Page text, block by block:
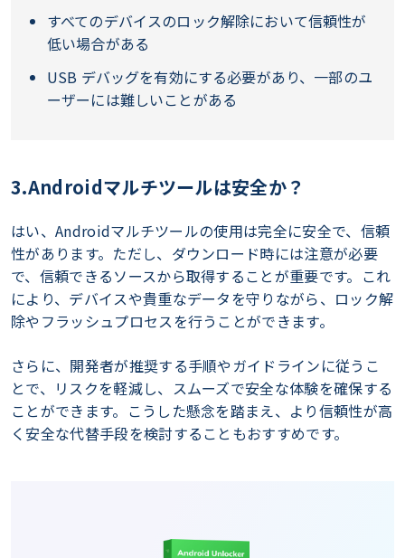
すべてのデバイスのロック解除において信頼性が
低い場合がある
USB デバッグを有効にする必要があり、一部のユ
ーザーには難しいことがある
3.Androidマルチツールは安全か？
はい、Androidマルチツールの使用は完全に安全で、信頼
性があります。ただし、ダウンロード時には注意が必要
で、信頼できるソースから取得することが重要です。これ
により、デバイスや貴重なデータを守りながら、ロック解
除やフラッシュプロセスを行うことができます。
さらに、開発者が推奨する手順やガイドラインに従うこ
とで、リスクを軽減し、スムーズで安全な体験を確保する
ことができます。こうした懸念を踏まえ、より信頼性が高
く安全な代替手段を検討することもおすすめです。